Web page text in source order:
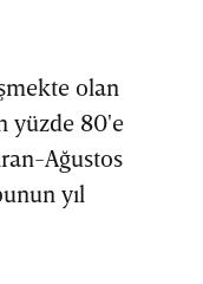
olan
yüzde 80'e
Ağustos
yıl